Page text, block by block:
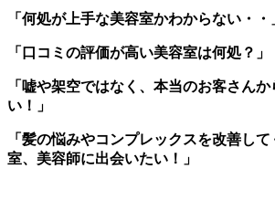
「何処が上手な美容室かわからない・・
「口コミの評価が高い美容室は何処？」
「嘘や架空ではなく、本当のお客さん
い！」
「髪の悩みやコンプレックスを改善し
室、美容師に出会いたい！」